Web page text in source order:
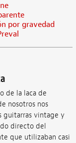
por gravedad
de la laca de
nosotros nos
guitarras vintage y
directo del
que utilizaban casi